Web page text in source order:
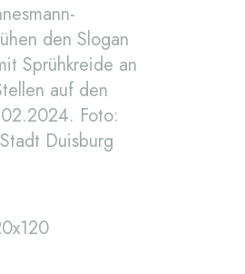
den Slogan
Sprühkreide an
auf den
Foto:
Duisburg